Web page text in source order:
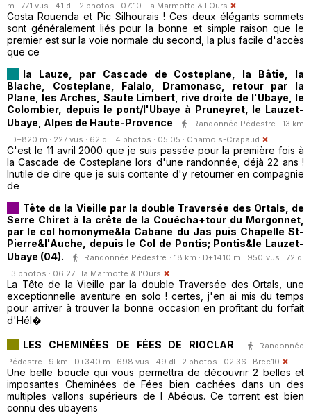
m · 771 vus · 41 dl · 2 photos · 07:10 · la Marmotte & l'Ours
Costa Rouenda et Pic Silhourais ! Ces deux élégants sommets
sont généralement liés pour la bonne et simple raison que le
premier est sur la voie normale du second, la plus facile d'accès
que ce
la Lauze, par Cascade de Costeplane, la Bâtie, la
Blache, Costeplane, Falalo, Dramonasc, retour par la
Plane, les Arches, Saute Limbert, rive droite de l'Ubaye, le
Colombier, depuis le pont/l'Ubaye à Pruneyret, le Lauzet-
Ubaye, Alpes de Haute-Provence
Randonnée Pédestre · 13 km
· D+820 m · 227 vus · 62 dl · 4 photos · 05:05 · Chamois-Crapaud
C'est le 11 avril 2000 que je suis passée pour la première fois à
la Cascade de Costeplane lors d'une randonnée, déjà 22 ans !
Inutile de dire que je suis contente d'y retourner en compagnie
de
Tête de la Vieille par la double Traversée des Ortals, de
Serre Chiret à la crête de la Couécha+tour du Morgonnet,
par le col homonyme&la Cabane du Jas puis Chapelle St-
Pierre&l'Auche, depuis le Col de Pontis; Pontis&le Lauzet-
Ubaye (04).
Randonnée Pédestre · 18 km · D+1410 m · 950 vus · 72 dl
· 3 photos · 06:27 · la Marmotte & l'Ours
La Tête de la Vieille par la double Traversée des Ortals, une
exceptionnelle aventure en solo ! certes, j'en ai mis du temps
pour arriver à trouver la bonne occasion en profitant du forfait
d'Hél�
LES CHEMINÉES DE FÉES DE RIOCLAR
Randonnée
Pédestre · 9 km · D+340 m · 698 vus · 49 dl · 2 photos · 02:36 · Brec10
Une belle boucle qui vous permettra de découvrir 2 belles et
imposantes Cheminées de Fées bien cachées dans un des
multiples vallons supérieurs de l Abéous. Ce torrent est bien
connu des ubayens